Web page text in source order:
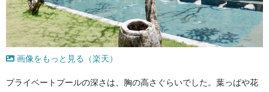
画像をもっと見る（楽天）
プライベートプールの深さは、胸の高さぐらいでした。葉っぱや花